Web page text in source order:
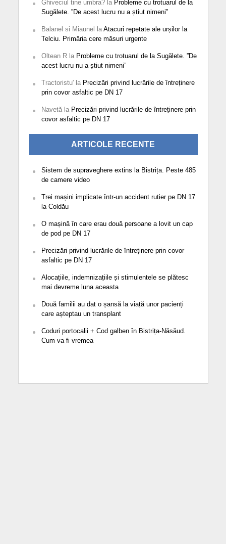
Ghiveciul tine umbra?la Probleme cu trotuarul de la
Sugălete. ”De acest lucru nu a știut nimeni”
Balanel si Miaunel la Atacuri repetate ale urșilor la
Telciu. Primăria cere măsuri urgente
Oltean Rla Probleme cu trotuarul de la Sugălete. ”De
acest lucru nu a știut nimeni”
Tractoristu'la Precizări privind lucrările de întreținere
prin covor asfaltic pe DN 17
Navetăla Precizări privind lucrările de întreținere prin
covor asfaltic pe DN 17
ARTICOLE RECENTE
Sistem de supraveghere extins la Bistrița. Peste 485
de camere video
Trei mașini implicate într-un accident rutier pe DN 17
la Coldău
O mașină în care erau două persoane a lovit un cap
de pod pe DN 17
Precizări privind lucrările de întreținere prin covor
asfaltic pe DN 17
Alocațiile, indemnizațiile și stimulentele se plătesc
mai devreme luna aceasta
Două familii au dat o șansă la viață unor pacienți
care așteptau un transplant
Coduri portocalii + Cod galben în Bistrița-Năsăud.
Cum va fi vremea